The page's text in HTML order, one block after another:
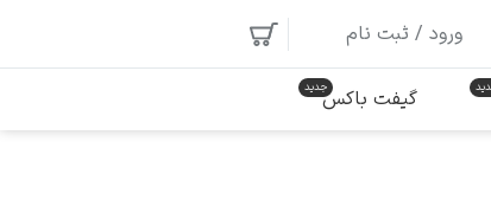
ورود / ثبت نام
گیفت باکس